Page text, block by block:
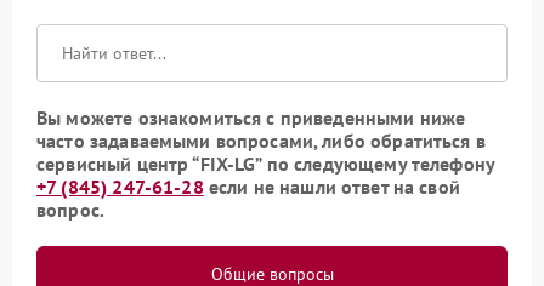
Вы можете ознакомиться с приведенными ниже
часто задаваемыми вопросами, либо обратиться в
сервисный центр “FIX-LG” по следующему телефону
+7 (845) 247-61-28 если не нашли ответ на свой
вопрос.
Общие вопросы